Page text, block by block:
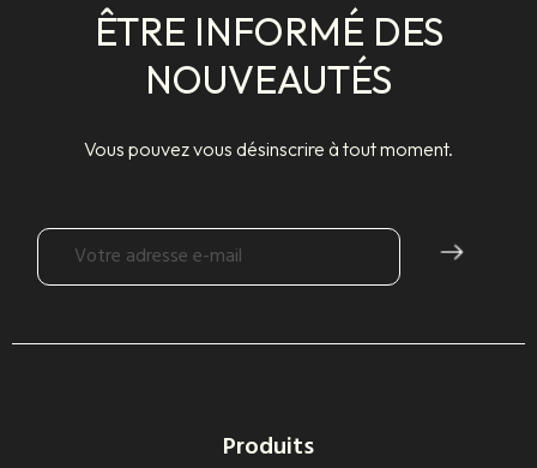
ÊTRE INFORMÉ DES
NOUVEAUTÉS
Vous pouvez vous désinscrire à tout moment.
Produits